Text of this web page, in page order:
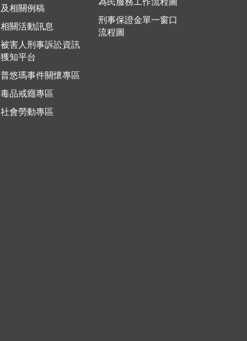
及相關例稿
相關活動訊息
被害人刑事訴訟資訊
獲知平台
普悠瑪事件關懷專區
毒品戒癮專區
社會勞動專區
為民服務工作流程圖
刑事保證金單一窗口
流程圖